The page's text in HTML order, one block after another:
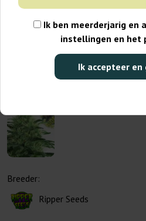
Ik ben meerderjarig en
instellingen en het
Ik accepteer en
Breeder:
Ripper Seeds